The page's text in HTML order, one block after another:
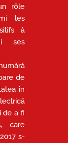
rôle
les
à
ses
de
în
de a fi
care
s-